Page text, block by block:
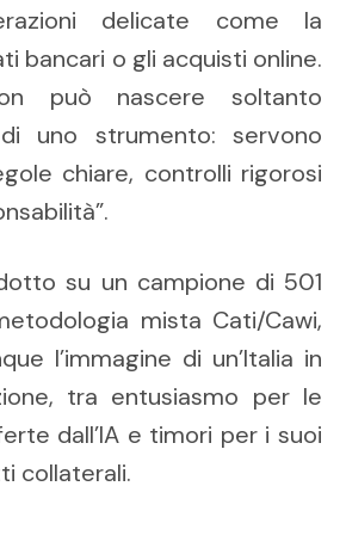
delicate come la
bancari o gli acquisti online.
può nascere soltanto
di uno strumento: servono
chiare, controlli rigorosi
su un campione di 501
mista Cati/Cawi,
l’immagine di un’Italia in
tra entusiasmo per le
dall’IA e timori per i suoi
collaterali.